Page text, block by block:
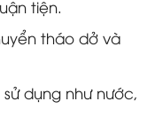
tiện.
tháo dở và
dụng như nước,